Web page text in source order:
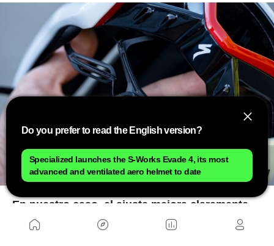
En nuestro caso, el ajuste mejora claramente.
El casco envuelve mejor toda la zona occipital
Do you prefer to read the English version?
Specialized launches the S-Works Evade 4, its most
advanced and ventilated aero helmet to date